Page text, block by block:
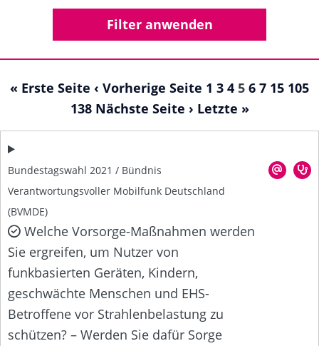
« Erste Seite ‹ Vorherige Seite 1 3 4 5 6 7 15 105
138 Nächste Seite › Letzte »
Bundestagswahl 2021 / Bündnis
Verantwortungsvoller Mobilfunk Deutschland
(BVMDE)
Welche Vorsorge-Maßnahmen werden
Sie ergreifen, um Nutzer von
funkbasierten Geräten, Kindern,
geschwächte Menschen und EHS-
Betroffene vor Strahlenbelastung zu
schützen? – Werden Sie dafür Sorge